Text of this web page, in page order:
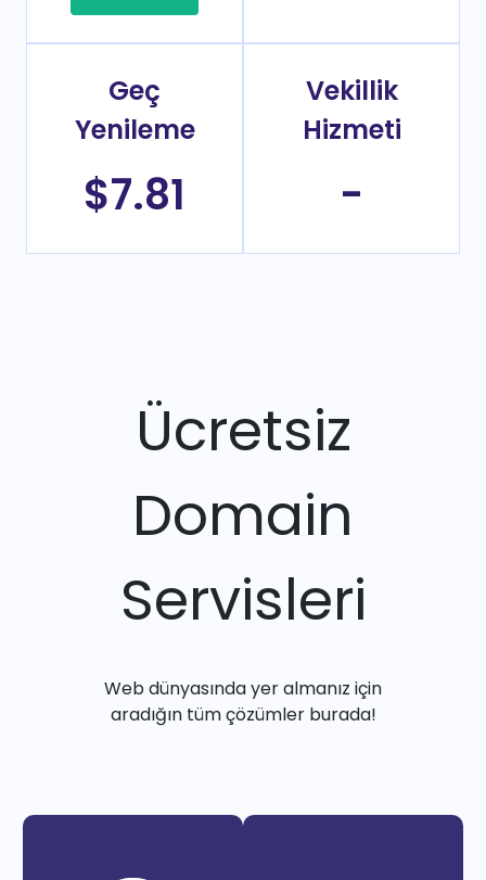
Geç
Yenileme
$7.81
Vekillik
Hizmeti
-
Ücretsiz
Domain
Servisleri
Web dünyasında yer almanız için
aradığın tüm çözümler burada!